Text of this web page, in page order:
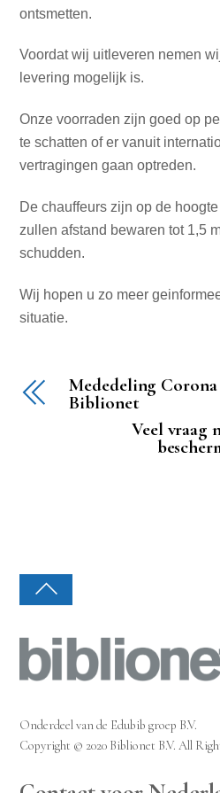
ontsmetten.
Voordat wij uitleveren nemen
levering mogelijk is.
Onze voorraden zijn goed op
te schatten of er vanuit
vertragingen gaan optreden.
De chauffeurs zijn op de
zullen afstand bewaren tot 1,5
schudden.
Wij hopen u zo meer
situatie.
Mededeling
Biblionet
Veel vraag
Onderdeel van de Edubib groep B.V.
Copyright © 2020 Biblionet B.V. All